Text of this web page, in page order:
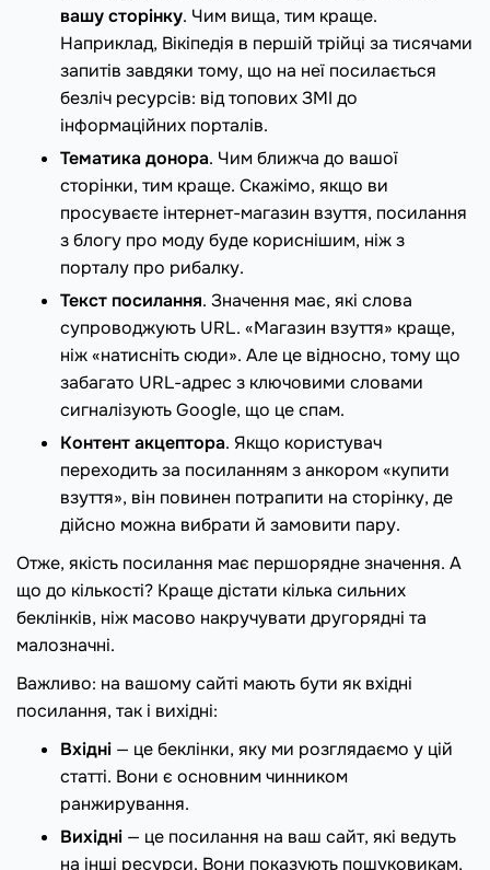
вашу сторінку. Чим вища, тим краще.
Наприклад, Вікіпедія в першій трійці за тисячами
запитів завдяки тому, що на неї посилається
безліч ресурсів: від топових ЗМІ до
інформаційних порталів.
Тематика донора. Чим ближча до вашої
сторінки, тим краще. Скажімо, якщо ви
просуваєте інтернет-магазин взуття, посилання
з блогу про моду буде кориснішим, ніж з
порталу про рибалку.
Текст посилання. Значення має, які слова
супроводжують URL. «Магазин взуття» краще,
ніж «натисніть сюди». Але це відносно, тому що
забагато URL-адрес з ключовими словами
сигналізують Google, що це спам.
Контент акцептора. Якщо користувач
переходить за посиланням з анкором «купити
взуття», він повинен потрапити на сторінку, де
дійсно можна вибрати й замовити пару.
Отже, якість посилання має першорядне значення. А
що до кількості? Краще дістати кілька сильних
беклінків, ніж масово накручувати другорядні та
малозначні.
Важливо: на вашому сайті мають бути як вхідні
посилання, так і вихідні:
Вхідні — це беклінки, яку ми розглядаємо у цій
статті. Вони є основним чинником
ранжирування.
Вихідні — це посилання на ваш сайт, які ведуть
на інші ресурси. Вони показують пошуковикам,